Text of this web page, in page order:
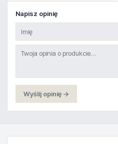
Napisz opinię
Wyślij opinię →